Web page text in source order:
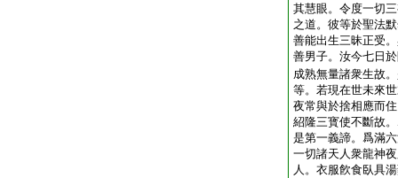
其慧眼。令度一切
之道。彼等於聖法
善能出生三昧正受
善男子。汝今七日
成熟無量諸衆生故
等。若現在世未來
夜常與於捨相應而
紹隆三寳使不斷故
是第一義諦。爲滿
一切諸天人衆龍神
人。衣服飮食臥具